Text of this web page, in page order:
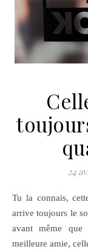
24
Tu la connais, cette fille. C’est peut-être ta collègue, celle qui
arrive toujours le
avant même que
meilleure amie,